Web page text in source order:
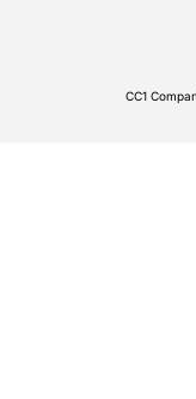
CC1